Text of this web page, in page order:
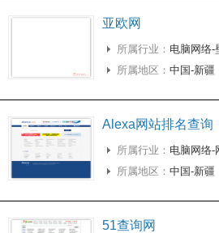
亚欧网
所属行业： 电脑网络-
所属地区： 中国-新疆
Alexa网站排名查询
所属行业： 电脑网络-
所属地区： 中国-新疆
51查询网